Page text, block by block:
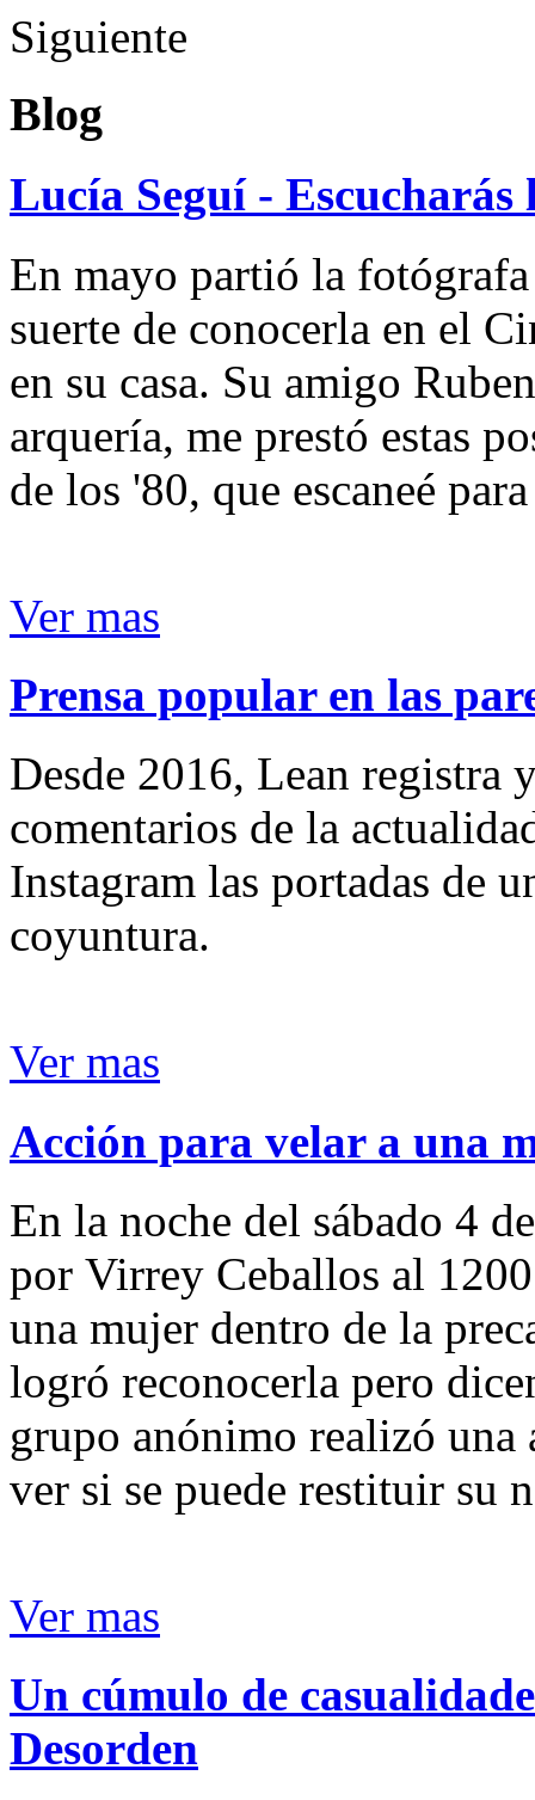
Siguiente
Blog
Lucía Seguí - Escucharás
En mayo partió la
suerte de conocerla en el
en su casa. Su amigo
arquería, me prestó estas
de los '80, que escaneé
Ver mas
Prensa popular en las
Desde 2016, Lean registra
comentarios de la
Instagram las portadas de
coyuntura.
Ver mas
Acción para velar a una
En la noche del sábado 4
por Virrey Ceballos al
una mujer dentro de la
logró reconocerla pero
grupo anónimo realizó
ver si se puede restituir su
Ver mas
Un cúmulo de
Desorden